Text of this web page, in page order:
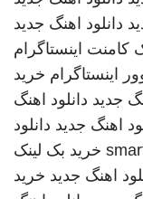
دانلود اهنگ جدید
کامنت اینستاگرام
اینستاگرام خرید
جدید دانلود اهنگ
اهنگ جدید دانلود
خرید بک لینک
اهنگ جدید خرید